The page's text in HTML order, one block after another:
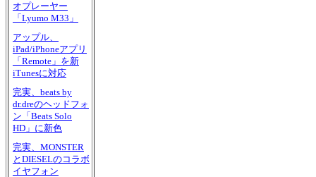
オプレーヤー
「Lyumo M33」
アップル、
iPad/iPhoneアプリ
「Remote」を新
iTunesに対応
完実、beats by
dr.dreのヘッドフォ
ン「Beats Solo
HD」に新色
完実、MONSTER
とDIESELのコラボ
イヤフォン